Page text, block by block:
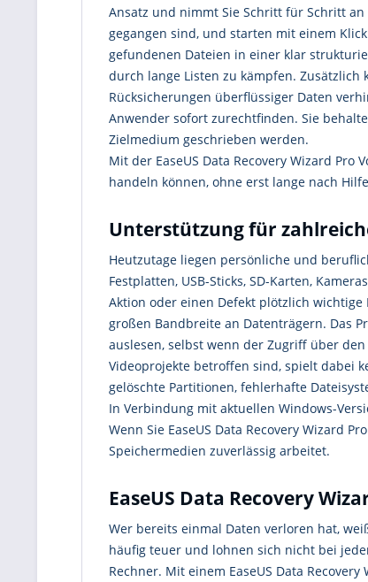
Ansatz und nimmt Sie Schritt für Schritt
gegangen sind, und starten mit einem
gefundenen Dateien in einer klar
durch lange Listen zu kämpfen.
Rücksicherungen überflüssiger Daten
Anwender sofort zurechtfinden. Sie
Zielmedium geschrieben werden.
Mit der EaseUS Data Recovery Wizard
handeln können, ohne erst lange nach
Unterstützung für
Heutzutage liegen persönliche und
Festplatten, USB-Sticks, SD-Karten,
Aktion oder einen Defekt plötzlich
großen Bandbreite an Datenträgern. Das
auslesen, selbst wenn der Zugriff über
Videoprojekte betroffen sind, spielt dabei
gelöschte Partitionen, fehlerhafte
In Verbindung mit aktuellen Windows-
Wenn Sie EaseUS Data Recovery Wizard
Speichermedien zuverlässig arbeitet.
EaseUS Data Recovery
Wer bereits einmal Daten verloren hat,
häufig teuer und lohnen sich nicht bei
Rechner. Mit einem EaseUS Data